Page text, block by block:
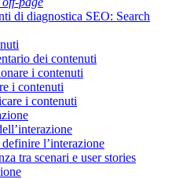
di diagnostica SEO: Search
dei contenuti
i contenuti
i contenuti
i contenuti
l’interazione
tra scenari e user stories